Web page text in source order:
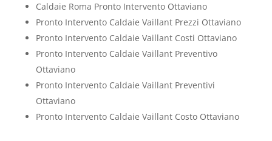
Caldaie Roma Pronto Intervento Ottaviano
Pronto Intervento Caldaie Vaillant Prezzi Ottaviano
Pronto Intervento Caldaie Vaillant Costi Ottaviano
Pronto Intervento Caldaie Vaillant Preventivo
Ottaviano
Pronto Intervento Caldaie Vaillant Preventivi
Ottaviano
Pronto Intervento Caldaie Vaillant Costo Ottaviano